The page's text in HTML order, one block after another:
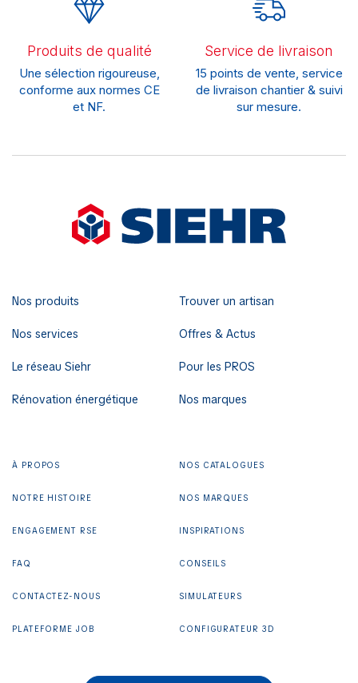
Produits de qualité
Une sélection rigoureuse,
conforme aux normes CE
et NF.
Service de livraison
15 points de vente, service
de livraison chantier & suivi
sur mesure.
Nos produits
Nos services
Le réseau Siehr
Rénovation énergétique
Trouver un artisan
Offres & Actus
Pour les PROS
Nos marques
À PROPOS
NOTRE HISTOIRE
ENGAGEMENT RSE
FAQ
CONTACTEZ-NOUS
PLATEFORME JOB
NOS CATALOGUES
NOS MARQUES
INSPIRATIONS
CONSEILS
SIMULATEURS
CONFIGURATEUR 3D